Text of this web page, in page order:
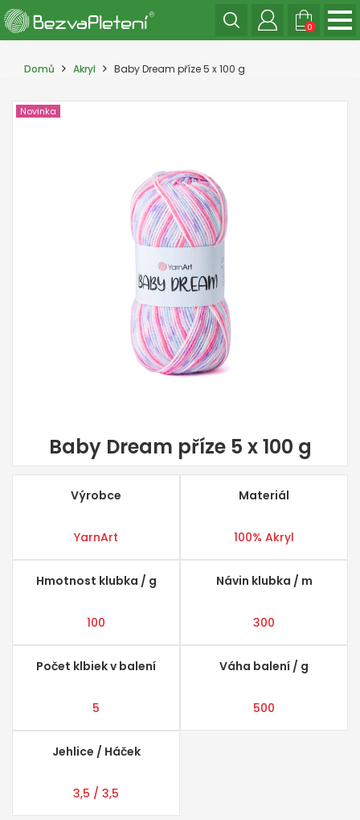
0
Domů Akryl Baby Dream příze 5 x 100 g
Novinka
Baby Dream příze 5 x 100 g
Výrobce
YarnArt
Materiál
100% Akryl
Hmotnost klubka / g
100
Návin klubka / m
300
Počet klbiek v balení
5
Váha balení / g
500
Jehlice / Háček
3,5 / 3,5